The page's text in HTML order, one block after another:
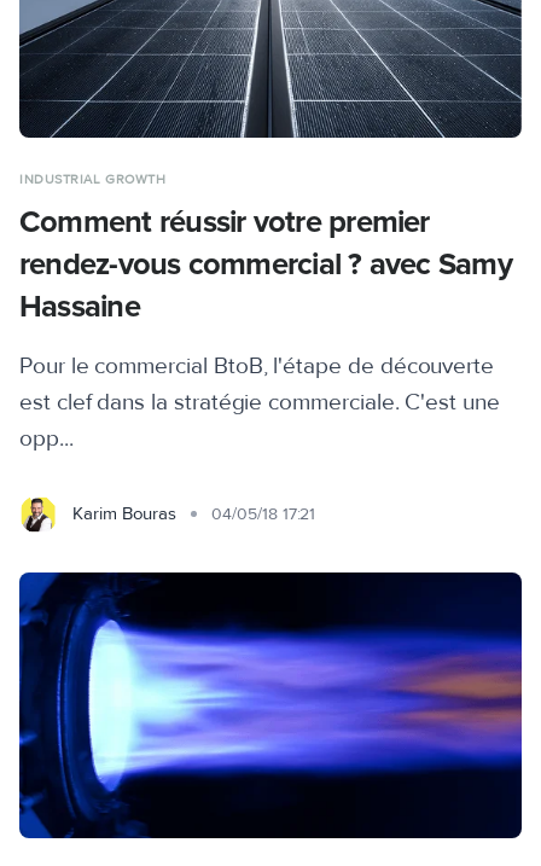
INDUSTRIAL GROWTH
Comment réussir votre premier
rendez-vous commercial ? avec Samy
Hassaine
Pour le commercial BtoB, l'étape de découverte
est clef dans la stratégie commerciale. C'est une
opp...
Karim Bouras 04/05/18 17:21